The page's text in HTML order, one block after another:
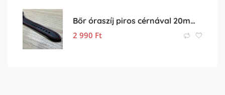
Bőr óraszíj piros cérnával 20mm-es méretben
2 990 Ft